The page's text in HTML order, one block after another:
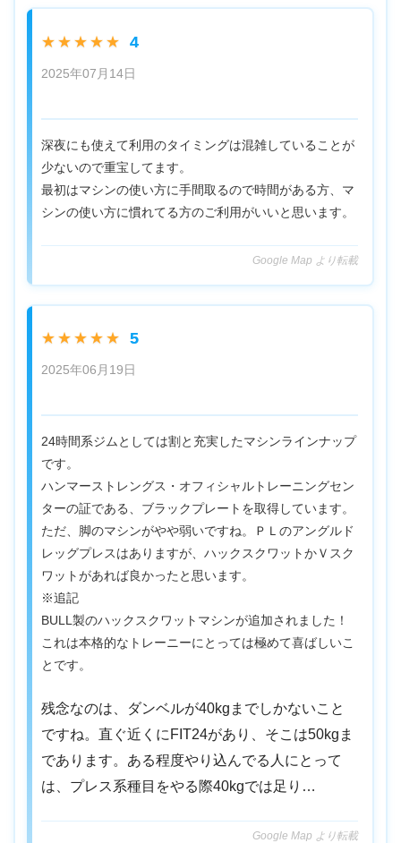
★★★★★ 4
2025年07月14日
深夜にも使えて利用のタイミングは混雑していることが
少ないので重宝してます。
最初はマシンの使い方に手間取るので時間がある方、マ
シンの使い方に慣れてる方のご利用がいいと思います。
Google Map より転載
★★★★★ 5
2025年06月19日
24時間系ジムとしては割と充実したマシンラインナップ
です。
ハンマーストレングス・オフィシャルトレーニングセン
ターの証である、ブラックプレートを取得しています。
ただ、脚のマシンがやや弱いですね。ＰＬのアングルド
レッグプレスはありますが、ハックスクワットかＶスク
ワットがあれば良かったと思います。
※追記
BULL製のハックスクワットマシンが追加されました！
これは本格的なトレーニーにとっては極めて喜ばしいこ
とです。
残念なのは、ダンベルが40kgまでしかないこと
ですね。直ぐ近くにFIT24があり、そこは50kgま
であります。ある程度やり込んでる人にとって
は、プレス系種目をやる際40kgでは足り…
Google Map より転載